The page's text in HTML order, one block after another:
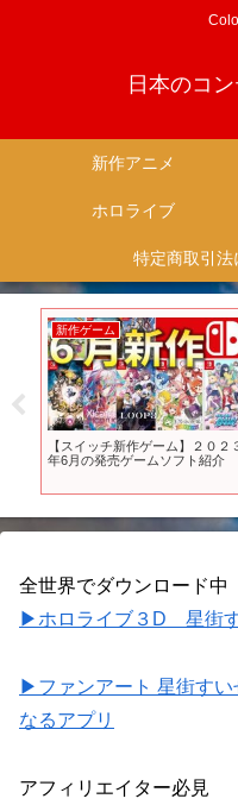
日本のコ
新作アニメ
ホロライブ
新作ゲーム
【スイッチ新作ゲーム】２０２
年6月の発売ゲームソフト紹介
全世界でダウンロード中
▶ホロライブ３D 星街
▶ファンアート 星街す
なるアプリ
アフィリエイター必見